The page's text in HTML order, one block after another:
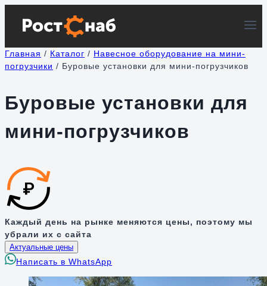
содержимому
Главная / Каталог / Навесное оборудование на мини-
погрузчики / Буровые установки для мини-погрузчиков
Буровые установки для
мини-погрузчиков
Каждый день на рынке меняются цены, поэтому мы
убрали их с сайта
Актуальные цены
Написать в WhatsApp